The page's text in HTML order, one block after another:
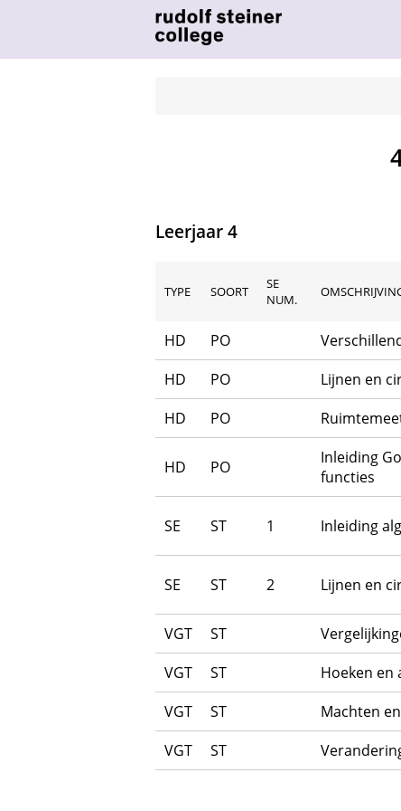
Leerjaar 4
TYPE SOORT
SE
NUM.
HD PO
HD
PO Lijnen en
HD
PO
HD PO
Inleiding
functies
SE ST 1 Inleiding
SE ST 2 Lijnen en
VGT
ST
VGT
ST Hoeken en
VGT
ST Machten
VGT
ST